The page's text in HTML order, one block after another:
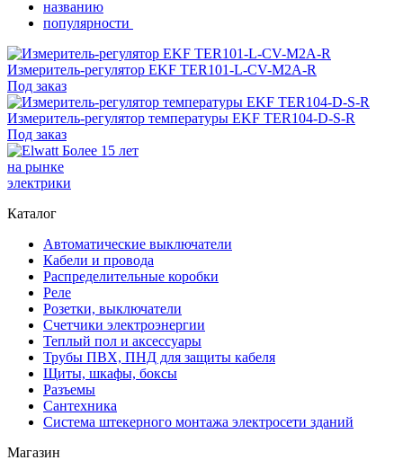
названию
популярности
Измеритель-регулятор EKF TER101-L-CV-M2A-R
Под заказ
Измеритель-регулятор температуры EKF TER104-D-S-R
Под заказ
Более 15 лет
на рынке
электрики
Каталог
Автоматические выключатели
Кабели и провода
Распределительные коробки
Реле
Розетки, выключатели
Счетчики электроэнергии
Теплый пол и аксессуары
Трубы ПВХ, ПНД для защиты кабеля
Щиты, шкафы, боксы
Разъемы
Сантехника
Система штекерного монтажа электросети зданий
Магазин